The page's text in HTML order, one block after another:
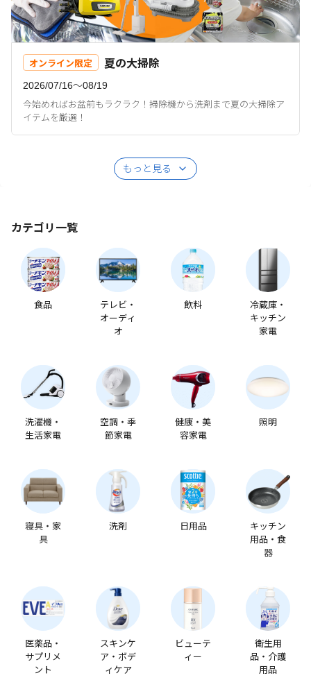
オンライン限定 夏の大掃除
2026/07/16〜08/19
今始めればお盆前もラクラク！掃除機から洗剤まで夏の大掃除ア
イテムを厳選！
もっと見る
カテゴリ一覧
食品
テレビ・
オーディ
オ
飲料
冷蔵庫・
キッチン
家電
洗濯機・
生活家電
空調・季
節家電
健康・美
容家電
照明
寝具・家
具
洗剤 日用品
キッチン
用品・食
器
医薬品・
サプリメ
ント
スキンケ
ア・ボデ
ィケア
ビューテ
ィー
衛生用
品・介護
用品